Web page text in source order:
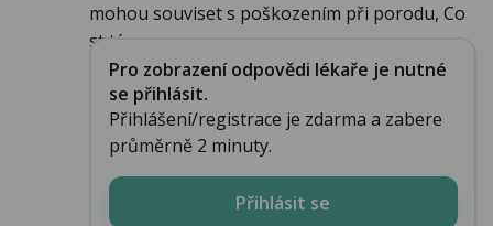
mohou souviset s poškozením při porodu, Co
st tý...
Pro zobrazení odpovědi lékaře je nutné
se přihlásit.
Přihlášení/registrace je zdarma a zabere
průměrně 2 minuty.
Přihlásit se